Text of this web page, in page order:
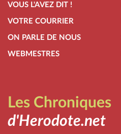
VOUS L'AVEZ DIT !
VOTRE COURRIER
ON PARLE DE NOUS
WEBMESTRES
Les Chroniques
d'Herodote.net